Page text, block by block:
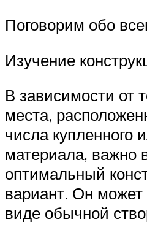
Поговорим обо
Изучение
В зависимости от
места,
числа купленного
материала, важно
оптимальный
вариант. Он
виде обычной